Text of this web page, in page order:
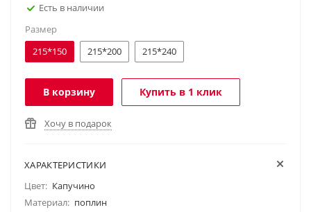
Есть в наличии
Размер
215*150
215*200 215*240
В корзину Купить в 1 клик
Хочу в подарок
ХАРАКТЕРИСТИКИ
Цвет: Капучино
Материал: поплин